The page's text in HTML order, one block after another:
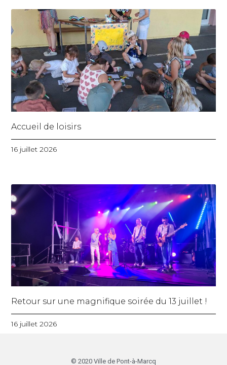
Accueil de loisirs
16 juillet 2026
Retour sur une magnifique soirée du 13 juillet !
16 juillet 2026
© 2020 Ville de Pont-à-Marcq